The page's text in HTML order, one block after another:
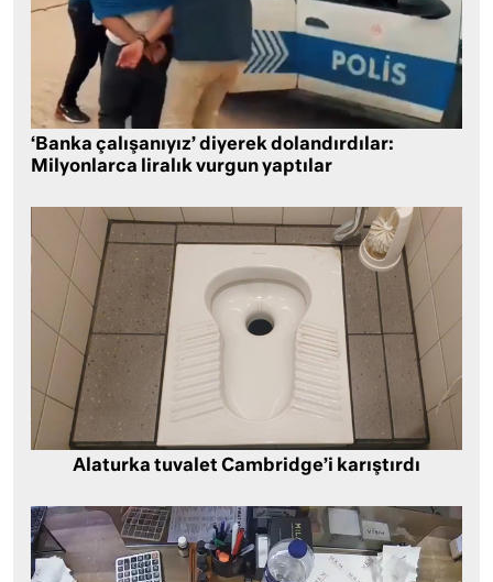
‘Banka çalışanıyız’ diyerek dolandırdılar:
Milyonlarca liralık vurgun yaptılar
Alaturka tuvalet Cambridge’i karıştırdı